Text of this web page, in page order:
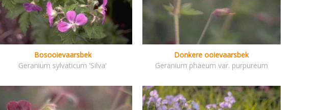
Bosooievaarsbek
Geranium sylvaticum 'Silva'
Donkere ooievaarsbek
Geranium phaeum var. purpureum